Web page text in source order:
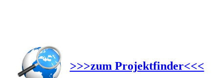
>>>zum Projektfinder<<<